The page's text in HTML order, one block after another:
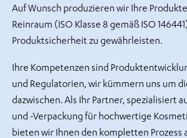
Auf Wunsch produzieren wir Ihre
Reinraum (ISO Klasse 8 gemäß ISO
Produktsicherheit zu gewährleisten.
Ihre Kompetenzen sind
und Regulatorien, wir kümmern uns um
dazwischen. Als Ihr Partner, spezialisiert
und -Verpackung für hochwertige
bieten wir Ihnen den kompletten Prozess